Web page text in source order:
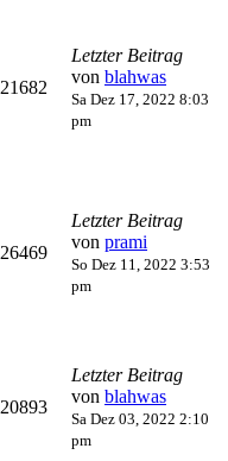
21682
Letzter Beitrag
von blahwas
Sa Dez 17, 2022 8:03
pm
26469
Letzter Beitrag
von prami
So Dez 11, 2022 3:53
pm
20893
Letzter Beitrag
von blahwas
Sa Dez 03, 2022 2:10
pm